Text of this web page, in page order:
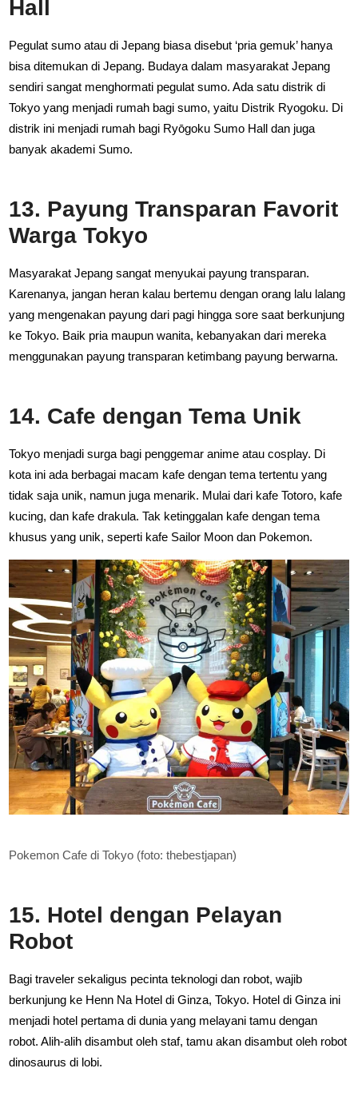
Hall
Pegulat sumo atau di Jepang biasa disebut ‘pria gemuk’ hanya
bisa ditemukan di Jepang. Budaya dalam masyarakat Jepang
sendiri sangat menghormati pegulat sumo. Ada satu distrik di
Tokyo yang menjadi rumah bagi sumo, yaitu Distrik Ryogoku. Di
distrik ini menjadi rumah bagi Ryōgoku Sumo Hall dan juga
banyak akademi Sumo.
13. Payung Transparan Favorit
Warga Tokyo
Masyarakat Jepang sangat menyukai payung transparan.
Karenanya, jangan heran kalau bertemu dengan orang lalu lalang
yang mengenakan payung dari pagi hingga sore saat berkunjung
ke Tokyo. Baik pria maupun wanita, kebanyakan dari mereka
menggunakan payung transparan ketimbang payung berwarna.
14. Cafe dengan Tema Unik
Tokyo menjadi surga bagi penggemar anime atau cosplay. Di
kota ini ada berbagai macam kafe dengan tema tertentu yang
tidak saja unik, namun juga menarik. Mulai dari kafe Totoro, kafe
kucing, dan kafe drakula. Tak ketinggalan kafe dengan tema
khusus yang unik, seperti kafe Sailor Moon dan Pokemon.
Pokemon Cafe di Tokyo (foto: thebestjapan)
15. Hotel dengan Pelayan
Robot
Bagi traveler sekaligus pecinta teknologi dan robot, wajib
berkunjung ke Henn Na Hotel di Ginza, Tokyo. Hotel di Ginza ini
menjadi hotel pertama di dunia yang melayani tamu dengan
robot. Alih-alih disambut oleh staf, tamu akan disambut oleh robot
dinosaurus di lobi.